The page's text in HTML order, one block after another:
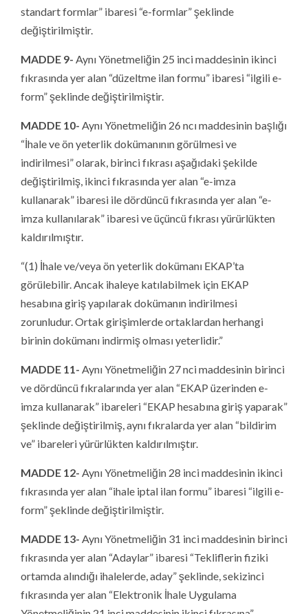
standart formlar” ibaresi “e-formlar” şeklinde
değiştirilmiştir.
MADDE 9- Aynı Yönetmeliğin 25 inci maddesinin ikinci
fıkrasında yer alan “düzeltme ilan formu” ibaresi “ilgili e-
form” şeklinde değiştirilmiştir.
MADDE 10- Aynı Yönetmeliğin 26 ncı maddesinin başlığı
“İhale ve ön yeterlik dokümanının görülmesi ve
indirilmesi” olarak, birinci fıkrası aşağıdaki şekilde
değiştirilmiş, ikinci fıkrasında yer alan “e-imza
kullanarak” ibaresi ile dördüncü fıkrasında yer alan “e-
imza kullanılarak” ibaresi ve üçüncü fıkrası yürürlükten
kaldırılmıştır.
“(1) İhale ve/veya ön yeterlik dokümanı EKAP’ta
görülebilir. Ancak ihaleye katılabilmek için EKAP
hesabına giriş yapılarak dokümanın indirilmesi
zorunludur. Ortak girişimlerde ortaklardan herhangi
birinin dokümanı indirmiş olması yeterlidir.”
MADDE 11- Aynı Yönetmeliğin 27 nci maddesinin birinci
ve dördüncü fıkralarında yer alan “EKAP üzerinden e-
imza kullanarak” ibareleri “EKAP hesabına giriş yaparak”
şeklinde değiştirilmiş, aynı fıkralarda yer alan “bildirim
ve” ibareleri yürürlükten kaldırılmıştır.
MADDE 12- Aynı Yönetmeliğin 28 inci maddesinin ikinci
fıkrasında yer alan “ihale iptal ilan formu” ibaresi “ilgili e-
form” şeklinde değiştirilmiştir.
MADDE 13- Aynı Yönetmeliğin 31 inci maddesinin birinci
fıkrasında yer alan “Adaylar” ibaresi “Tekliflerin fiziki
ortamda alındığı ihalelerde, aday” şeklinde, sekizinci
fıkrasında yer alan “Elektronik İhale Uygulama